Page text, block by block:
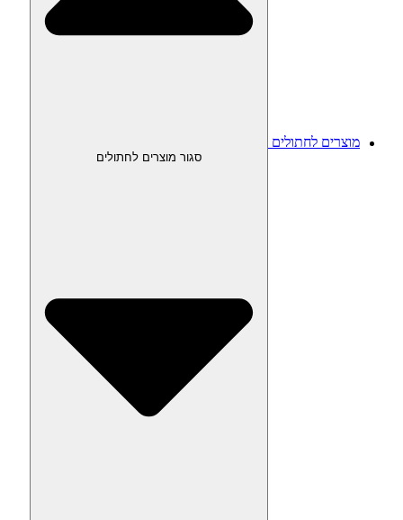
מוצרים לחתולים
סגור מוצרים לחתולים